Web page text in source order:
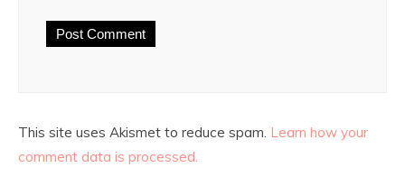
This site uses Akismet to reduce spam. Learn how your
comment data is processed.